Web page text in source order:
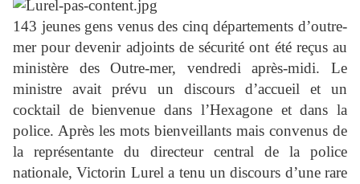
143 jeunes gens venus des cinq départements d’outre-
mer pour devenir adjoints de sécurité ont été reçus au
ministère des Outre-mer, vendredi après-midi. Le
ministre avait prévu un discours d’accueil et un
cocktail de bienvenue dans l’Hexagone et dans la
police. Après les mots bienveillants mais convenus de
la représentante du directeur central de la police
nationale, Victorin Lurel a tenu un discours d’une rare